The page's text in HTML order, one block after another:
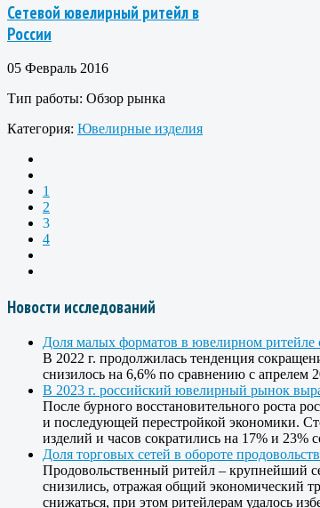
Сетевой ювелирный ритейл в
России
05 Февраль 2016
Тип работы: Обзор рынка
Категория: Ювелирные изделия
1
2
3
4
Новости исследований
Доля малых форматов в ювелирном ритейле
В 2022 г. продолжилась тенденция
снизилось на 6,6% по сравнению с апрелем
В 2023 г. российский ювелирный рынок
После бурного восстановительного роста
и последующей перестройкой экономики.
изделий и часов сократились на 17% и 23%
Доля торговых сетей в обороте
Продовольственный ритейл – крупнейший
снизились, отражая общий экономический
снижаться, при этом ритейлерам удалось